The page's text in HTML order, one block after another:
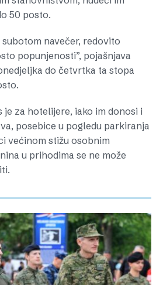
50 posto.
subotom navečer, redovito
popunjenosti”, pojašnjava
do četvrtka ta stopa
je za hotelijere, iako im donosi i
posebice u pogledu parkiranja
većinom stižu osobnim
u prihodima se ne može